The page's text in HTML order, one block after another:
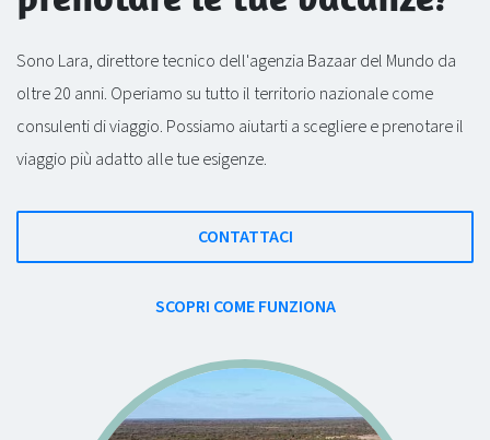
Sono Lara, direttore tecnico dell'agenzia Bazaar del Mundo da
oltre 20 anni. Operiamo su tutto il territorio nazionale come
consulenti di viaggio. Possiamo aiutarti a scegliere e prenotare il
viaggio più adatto alle tue esigenze.
CONTATTACI
SCOPRI COME FUNZIONA